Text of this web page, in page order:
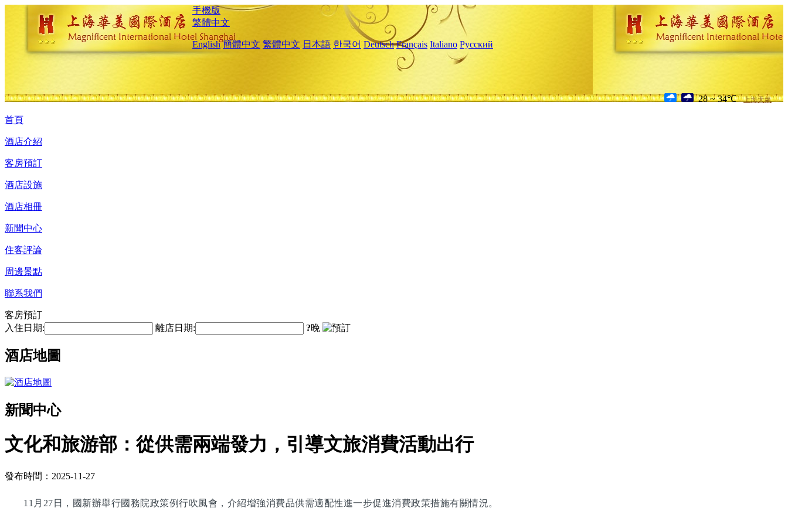
手機版
繁體中文
English 簡體中文 繁體中文 日本語 한국어 Deutsch Français Italiano Русский
28 ~ 34℃ 上海天氣
首頁
酒店介紹
客房預訂
酒店設施
酒店相冊
新聞中心
住客評論
周邊景點
聯系我們
客房預訂
入住日期:
離店日期: ?晚
酒店地圖
新聞中心
文化和旅游部：從供需兩端發力，引導文旅消費活動出行
發布時間：2025-11-27
11月27日，國新辦舉行國務院政策例行吹風會，介紹增強消費品供需適配性進一步促進消費政策措施有關情況。